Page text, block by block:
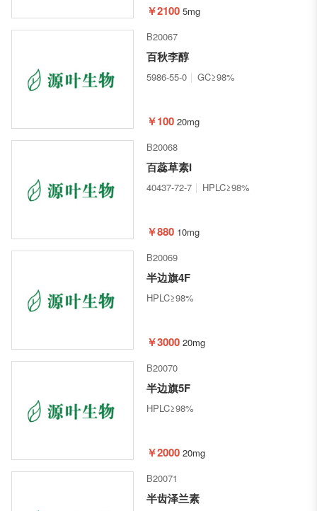
￥2100 5mg
B20067
百秋李醇
5986-55-0 GC≥98%
￥100 20mg
B20068
百蕊草素I
40437-72-7 HPLC≥98%
￥880 10mg
B20069
半边旗4F
HPLC≥98%
￥3000 20mg
B20070
半边旗5F
HPLC≥98%
￥2000 20mg
B20071
半齿泽兰素